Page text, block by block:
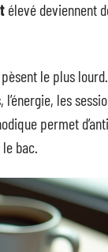
élevé deviennent
le plus lourd.
les
permet
le bac.